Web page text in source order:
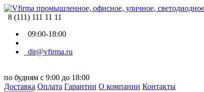
8 (111) 111 11 11
09:00-18:00
dir@vfirma.ru
по будням с 9:00 до 18:00
Доставка Оплата Гарантии О компании Контакты